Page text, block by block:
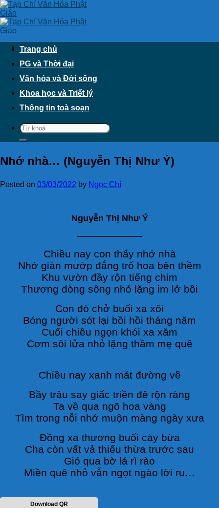
Skip
to
content
Trang chủ
PG và Thời đại
Văn hóa và Đời sống
Khoa học và Triết lý
Thông tin toà soạn
Nhớ nhà… (Nguyễn Thị Như Ý)
Posted on 03/03/2022 by Ngọc Chí
Nguyễn Thị Như Ý
————————-
Chiều nay con thấy nhớ nhà
Nhớ giàn mướp đắng trổ hoa bên thềm
Khu vườn đầy rộn tiếng chim
Thương dòng sông nhỏ lặng im lở bồi
Con đò chở buổi xa xôi
Bóng người sót lại bồi hồi tháng năm
Cuối chiều ngọn khói xa xăm
Cơm sôi lửa nhỏ lặng thầm mẹ quê
Chiều nay xanh mát đường về
Bầy trâu say giấc triền đê rộn ràng
Ta về qua ngõ hoa vàng
Tìm trong nỗi nhớ muộn màng ngày xưa
Đồng xa thương buổi cày bừa
Cha còn vất vả thiếu thừa trước sau
Gió qua bờ lá rì rào
Miền quê nhỏ vẫn ngọt ngào lời ru…
Download QR